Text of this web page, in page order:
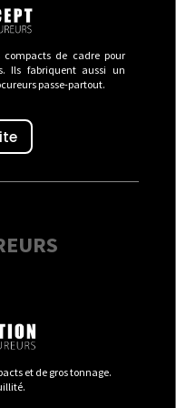
compacts de cadre pour
Ils fabriquent aussi un
passe-partout.
et de gros tonnage.